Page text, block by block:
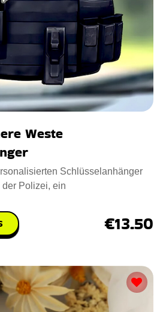
Weste
Schlüsselanhänger
Polizei, ein
€13.50